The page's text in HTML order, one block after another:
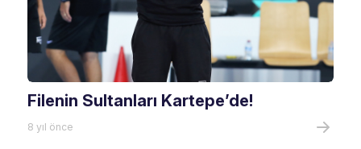
Filenin Sultanları Kartepe’de!
8 yıl önce